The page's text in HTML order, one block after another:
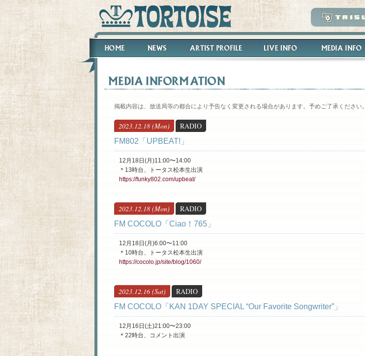
掲載内容は、放送局等の都合により予告なく変更される場合があります。予めご了承ください。
2023.12.18 (Mon) RADIO
​FM802「UPBEAT!」
12月18日(月)11:00〜14:00
＊13時台、トータス松本生出演
https://funky802.com/upbeat/
2023.12.18 (Mon) RADIO
FM COCOLO「Ciao！765」
12月18日(月)6:00〜11:00
＊10時台、トータス松本生出演
https://cocolo.jp/site/blog/1060/
2023.12.16 (Sat) RADIO
FM COCOLO「KAN 1DAY SPECIAL “Our Favorite Songwriter”」
12月16日(土)21:00〜23:00
＊22時台、コメント出演